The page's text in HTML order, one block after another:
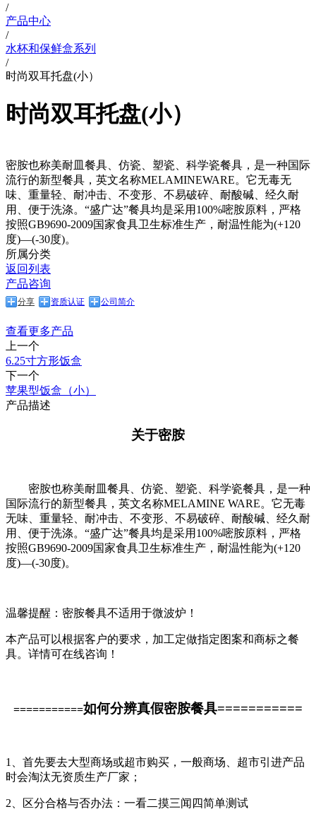
/
产品中心
/
水杯和保鲜盒系列
/
时尚双耳托盘(小）
时尚双耳托盘(小）
密胺也称美耐皿餐具、仿瓷、塑瓷、科学瓷餐具，是一种国际
流行的新型餐具，英文名称MELAMINEWARE。它无毒无
味、重量轻、耐冲击、不变形、不易破碎、耐酸碱、经久耐
用、便于洗涤。“盛广达”餐具均是采用100%嘧胺原料，严格
按照GB9690-2009国家食具卫生标准生产，耐温性能为(+120
度)—(-30度)。
所属分类
返回列表
产品咨询
分享 资质认证 公司简介
查看更多产品
上一个
6.25寸方形饭盒
下一个
苹果型饭盒（小）
产品描述
关于密胺
密胺也称美耐皿餐具、仿瓷、塑瓷、科学瓷餐具，是一种
国际流行的新型餐具，英文名称MELAMINE WARE。它无毒
无味、重量轻、耐冲击、不变形、不易破碎、耐酸碱、经久耐
用、便于洗涤。“盛广达”餐具均是采用100%嘧胺原料，严格
按照GB9690-2009国家食具卫生标准生产，耐温性能为(+120
度)—(-30度)。
温馨提醒：密胺餐具不适用于微波炉！
本产品可以根据客户的要求，加工定做指定图案和商标之餐
具。详情可在线咨询！
===========如何分辨真假密胺餐具===========
1、首先要去大型商场或超市购买，一般商场、超市引进产品
时会淘汰无资质生产厂家；
2、区分合格与否办法：一看二摸三闻四简单测试